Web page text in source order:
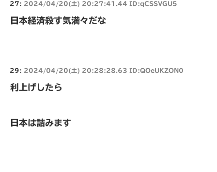
27: 2024/04/20(土) 20:27:41.44 ID:qCSSVGU5
日本経済殺す気満々だな
29: 2024/04/20(土) 20:28:28.63 ID:QOeUKZON0
利上げしたら
日本は詰みます